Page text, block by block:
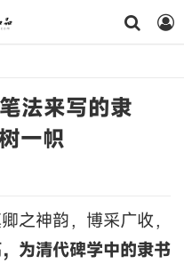
法来写的隶
一帜
之神韵，博采广收，
为清代碑学中的隶书